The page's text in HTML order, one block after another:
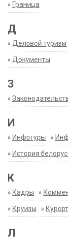
» Граница
Д
» Деловой туризм
» Документы
З
»
И
» Инфотуры »
» История
К
» Кадры »
» Круизы »
Л